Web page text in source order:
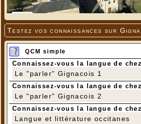
Testez vos connaissances sur
QCM simple
Connaissez-vous la langue de
Le "parler" Gignacois 1
Connaissez-vous la langue de
Le "parler" Gignacois 2
Connaissez-vous la langue de
Langue et littérature occitanes